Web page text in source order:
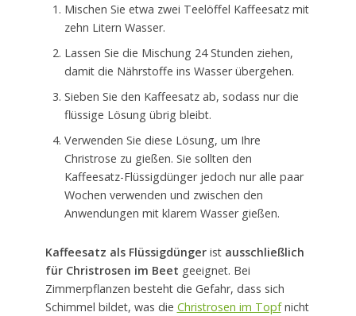
Mischen Sie etwa zwei Teelöffel Kaffeesatz mit
zehn Litern Wasser.
Lassen Sie die Mischung 24 Stunden ziehen,
damit die Nährstoffe ins Wasser übergehen.
Sieben Sie den Kaffeesatz ab, sodass nur die
flüssige Lösung übrig bleibt.
Verwenden Sie diese Lösung, um Ihre
Christrose zu gießen. Sie sollten den
Kaffeesatz-Flüssigdünger jedoch nur alle paar
Wochen verwenden und zwischen den
Anwendungen mit klarem Wasser gießen.
Kaffeesatz als Flüssigdüngerist ausschließlich
für Christrosen im Beet geeignet. Bei
Zimmerpflanzen besteht die Gefahr, dass sich
Schimmel bildet, was die Christrosen im Topfnicht